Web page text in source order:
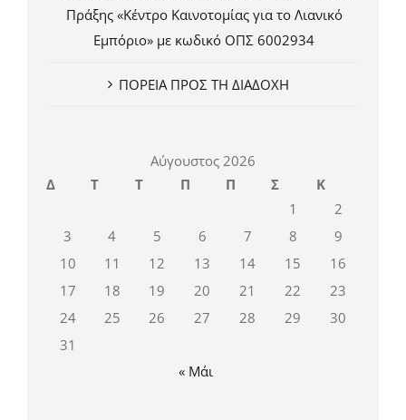
Πράξης «Κέντρο Καινοτομίας για το Λιανικό
Εμπόριο» με κωδικό ΟΠΣ 6002934
ΠΟΡΕΙΑ ΠΡΟΣ ΤΗ ΔΙΑΔΟΧΗ
Αύγουστος 2026
Δ
Τ Τ Π Π Σ
Κ
1
2
3
4 5 6 7 8
9
10
11 12 13 14 15
16
17
18 19 20 21 22
23
24
25 26 27 28 29
30
31
« Μάι